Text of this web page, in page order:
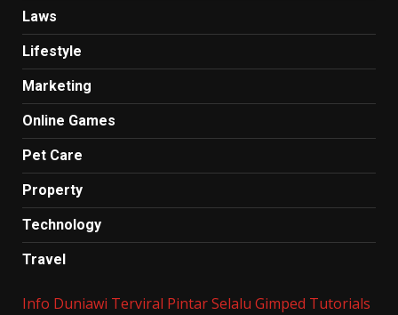
Laws
Lifestyle
Marketing
Online Games
Pet Care
Property
Technology
Travel
Info Duniawi Terviral Pintar Selalu Gimped Tutorials